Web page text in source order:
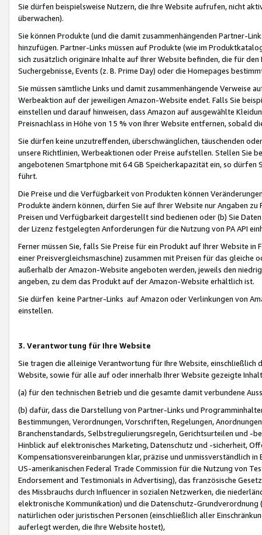
Sie dürfen beispielsweise Nutzern, die Ihre Website aufrufen, nicht
überwachen).
Sie können Produkte (und die damit zusammenhängenden Partner-
hinzufügen. Partner-Links müssen auf Produkte (wie im
sich zusätzlich originäre Inhalte auf Ihrer Website befinden, die für
Suchergebnisse, Events (z. B. Prime Day) oder die Homepages
Sie müssen sämtliche Links und damit zusammenhängende
Werbeaktion auf der jeweiligen Amazon-Website endet. Falls Sie
einstellen und darauf hinweisen, dass Amazon auf ausgewählte
Preisnachlass in Höhe von 15 % von Ihrer Website entfernen, sobald
Sie dürfen keine unzutreffenden, überschwänglichen, täuschenden
unsere Richtlinien, Werbeaktionen oder Preise aufstellen. Stellen Sie
angebotenen Smartphone mit 64 GB Speicherkapazität ein, so dürfen
führt.
Die Preise und die Verfügbarkeit von Produkten können
Produkte ändern können, dürfen Sie auf Ihrer Website nur Angaben
Preisen und Verfügbarkeit dargestellt sind bedienen oder (b) Sie
der Lizenz festgelegten Anforderungen für die Nutzung von PA API
Ferner müssen Sie, falls Sie Preise für ein Produkt auf Ihrer Website
einer Preisvergleichsmaschine) zusammen mit Preisen für das
außerhalb der Amazon-Website angeboten werden, jeweils den
angeben, zu dem das Produkt auf der Amazon-Website erhältlich ist.
Sie dürfen keine Partner-Links auf Amazon oder Verlinkungen von
einstellen.
3. Verantwortung für Ihre Website
Sie tragen die alleinige Verantwortung für Ihre Website,
Website, sowie für alle auf oder innerhalb Ihrer Website gezeigte
(a) für den technischen Betrieb und die gesamte damit verbundene
(b) dafür, dass die Darstellung von Partner-Links und
Bestimmungen, Verordnungen, Vorschriften, Regelungen,
Branchenstandards, Selbstregulierungsregeln, Gerichtsurteilen und -
Hinblick auf elektronisches Marketing, Datenschutz und -sicherheit,
Kompensationsvereinbarungen klar, präzise und unmissverständlich
US-amerikanischen Federal Trade Commission für die Nutzung von
Endorsement and Testimonials in Advertising), das französische
des Missbrauchs durch Influencer in sozialen Netzwerken, die
elektronische Kommunikation) und die Datenschutz-
natürlichen oder juristischen Personen (einschließlich aller
auferlegt werden, die Ihre Website hostet),